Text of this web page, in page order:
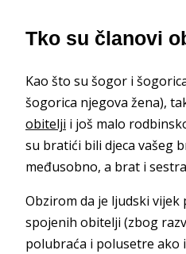
Tko su članovi
Kao što su šogor i
šogorica njegova žena),
obitelji i još malo
su bratići bili djeca vašeg
međusobno, a brat i
Obzirom da je ljudski
spojenih obitelji (zbog
polubraća i polusetre ako